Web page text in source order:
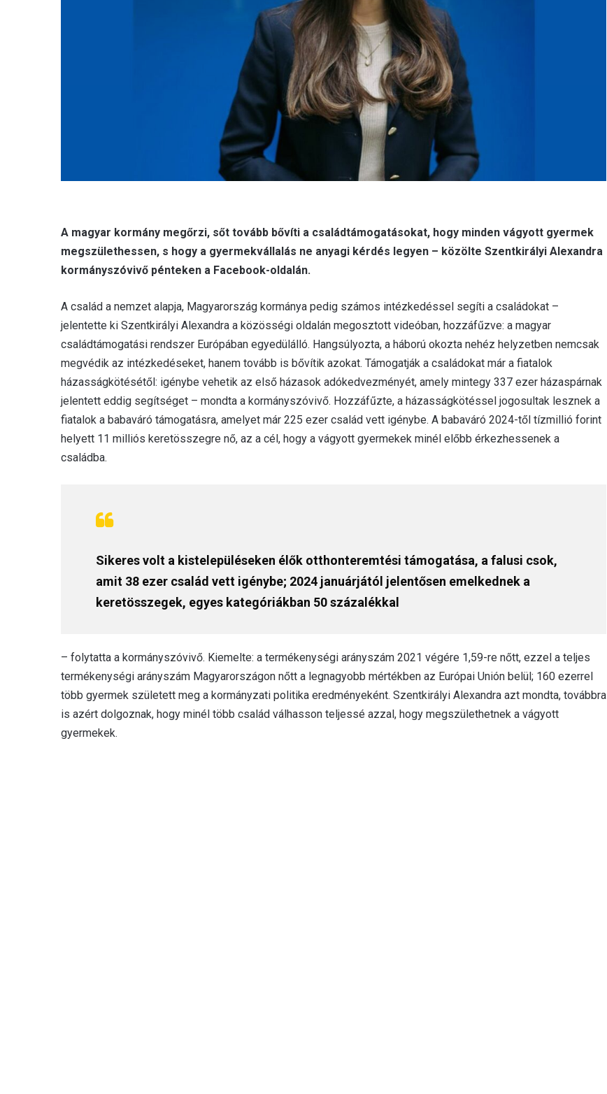
A magyar kormány megőrzi, sőt tovább bővíti a családtámogatásokat, hogy minden vágyott gyermek
megszülethessen, s hogy a gyermekvállalás ne anyagi kérdés legyen – közölte Szentkirályi Alexandra
kormányszóvivő pénteken a Facebook-oldalán.
A család a nemzet alapja, Magyarország kormánya pedig számos intézkedéssel segíti a családokat –
jelentette ki Szentkirályi Alexandra a közösségi oldalán megosztott videóban, hozzáfűzve: a magyar
családtámogatási rendszer Európában egyedülálló. Hangsúlyozta, a háború okozta nehéz helyzetben nemcsak
megvédik az intézkedéseket, hanem tovább is bővítik azokat. Támogatják a családokat már a fiatalok
házasságkötésétől: igénybe vehetik az első házasok adókedvezményét, amely mintegy 337 ezer házaspárnak
jelentett eddig segítséget – mondta a kormányszóvivő. Hozzáfűzte, a házasságkötéssel jogosultak lesznek a
fiatalok a babaváró támogatásra, amelyet már 225 ezer család vett igénybe. A babaváró 2024-től tízmillió forint
helyett 11 milliós keretösszegre nő, az a cél, hogy a vágyott gyermekek minél előbb érkezhessenek a
családba.
Sikeres volt a kistelepüléseken élők otthonteremtési támogatása, a falusi csok,
amit 38 ezer család vett igénybe; 2024 januárjától jelentősen emelkednek a
keretösszegek, egyes kategóriákban 50 százalékkal
– folytatta a kormányszóvivő. Kiemelte: a termékenységi arányszám 2021 végére 1,59-re nőtt, ezzel a teljes
termékenységi arányszám Magyarországon nőtt a legnagyobb mértékben az Európai Unión belül; 160 ezerrel
több gyermek született meg a kormányzati politika eredményeként. Szentkirályi Alexandra azt mondta, továbbra
is azért dolgoznak, hogy minél több család válhasson teljessé azzal, hogy megszülethetnek a vágyott
gyermekek.